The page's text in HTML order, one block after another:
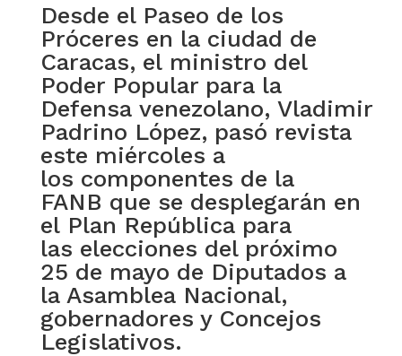
Desde el Paseo de los
Próceres en la ciudad de
Caracas, el ministro del
Poder Popular para la
Defensa venezolano, Vladimir
Padrino López, pasó revista
este miércoles a
los componentes de la
FANB que se desplegarán en
el Plan República para
las elecciones del próximo
25 de mayo de Diputados a
la Asamblea Nacional,
gobernadores y Concejos
Legislativos.